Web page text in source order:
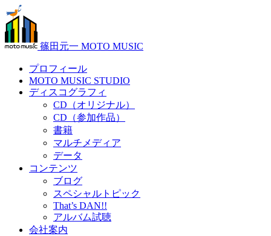
篠田元一 MOTO MUSIC
プロフィール
MOTO MUSIC STUDIO
ディスコグラフィ
CD（オリジナル）
CD（参加作品）
書籍
マルチメディア
データ
コンテンツ
ブログ
スペシャルトピック
That’s DAN!!
アルバム試聴
会社案内